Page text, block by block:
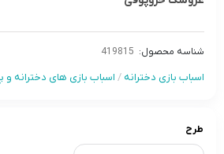
شناسه محصول: 419815
اسباب بازی دخترانه / اسباب بازی های دخترانه و
طرح